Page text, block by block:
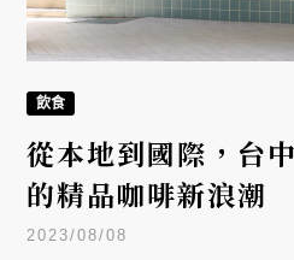
飲食
從本地到國際，
的精品咖啡新浪潮
2023/08/08